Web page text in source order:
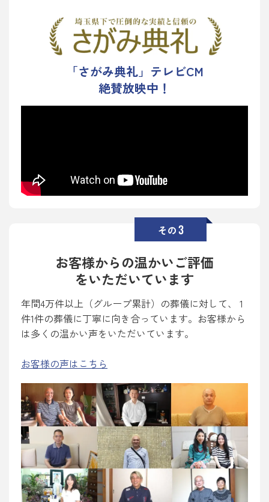
「さがみ典礼」テレビCM
絶賛放映中！
その3
お客様からの温かいご評価
をいただいています
年間4万件以上（グループ累計）の葬儀に対して、 1
件1件の葬儀に丁寧に向き合っています。お客様から
は多くの温かい声をいただいています。
お客様の声はこちら